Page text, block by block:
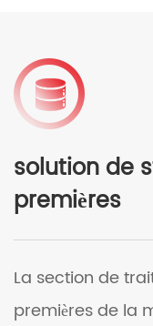
solution de
premières
La section de
premières de la